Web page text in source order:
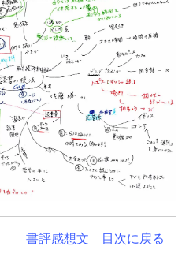
書評感想文 目次に戻る